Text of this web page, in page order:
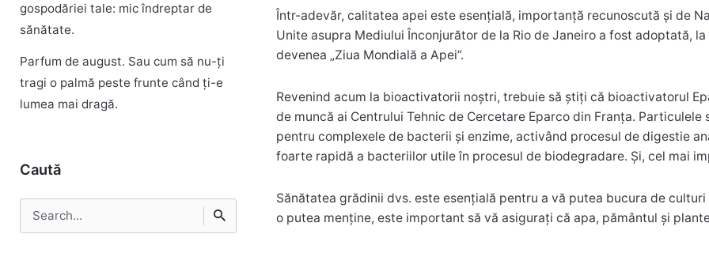
gospodăriei tale: mic îndreptar de
sănătate.
Parfum de august. Sau cum să nu-ți
tragi o palmă peste frunte când ți-e
lumea mai dragă.
Caută
Search
pentru
Într-adevăr, calitatea apei este esențială, importanță recunoscută și de
Unite asupra Mediului Înconjurător de la Rio de Janeiro a fost adoptată,
devenea „Ziua Mondială a Apei”.
Revenind acum la bioactivatorii noștri, trebuie să știți că bioactivatorul
de muncă ai Centrului Tehnic de Cercetare Eparco din Franţa.
pentru complexele de bacterii și enzime, activând procesul de digestie
foarte rapidă a bacteriilor utile în procesul de biodegradare. Și, cel mai
Sănătatea grădinii dvs. este esențială pentru a vă putea bucura de
o putea menține, este important să vă asigurați că apa, pământul și